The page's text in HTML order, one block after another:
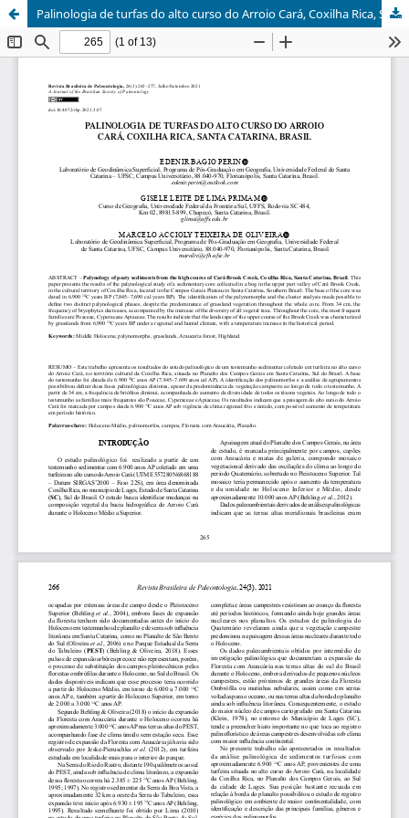
Palinologia de turfas do alto curso do Arroio Cará, Coxilha Rica, Santa Catarina, Brasil